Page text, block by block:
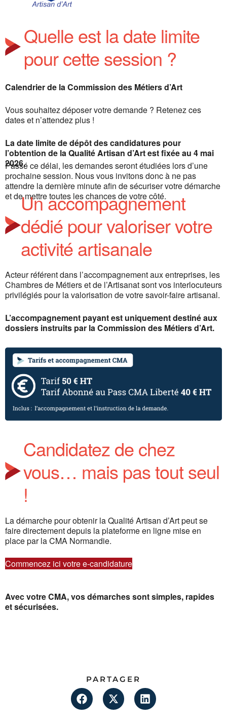
Quelle est la date limite
pour cette session ?
Calendrier de la Commission des Métiers d’Art
Vous souhaitez déposer votre demande ? Retenez ces
dates et n’attendez plus !
La date limite de dépôt des candidatures pour
l’obtention de la Qualité Artisan d’Art est fixée au 4 mai
2026.
Passé ce délai, les demandes seront étudiées lors d’une
prochaine session. Nous vous invitons donc à ne pas
attendre la dernière minute afin de sécuriser votre démarche
et de mettre toutes les chances de votre côté.
Un accompagnement
dédié pour valoriser votre
activité artisanale
Acteur référent dans l’accompagnement aux entreprises, les
Chambres de Métiers et de l’Artisanatsont vos interlocuteurs
privilégiés pour la valorisation de votre savoir-faire artisanal.
L’accompagnement payant est uniquement destiné aux
dossiers instruits par la Commission des Métiers d’Art.
Candidatez de chez
vous… mais pas tout seul
!
La démarche pour obtenir la Qualité Artisan d’Art peut se
faire directement depuis la plateforme en ligne mise en
place par la CMA Normandie.
Commencez ici votre e-candidature
Avec votre CMA, vos démarches sont simples, rapides
et sécurisées.
PARTAGER